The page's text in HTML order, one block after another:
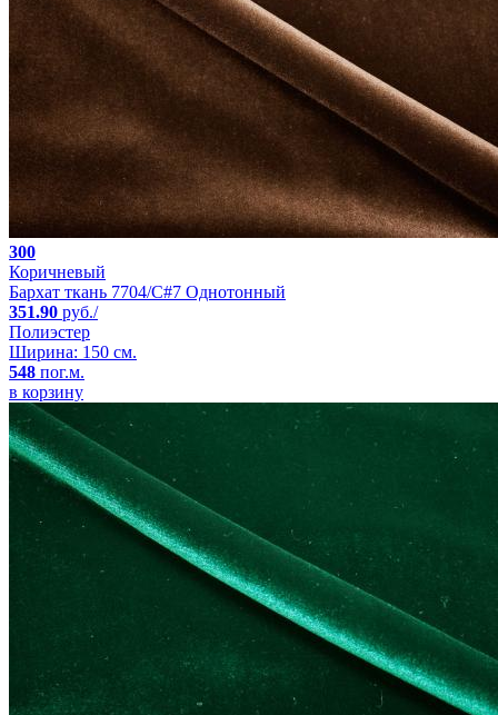
300
Коричневый
Бархат ткань 7704/C#7 Однотонный
351.90 руб./
Полиэстер
Ширина: 150 см.
548 пог.м.
в корзину